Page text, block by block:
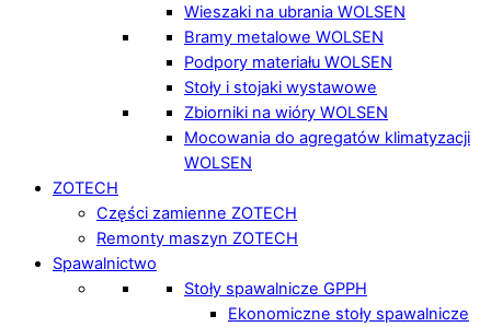
Wieszaki na ubrania WOLSEN
Bramy metalowe WOLSEN
Podpory materiału WOLSEN
Stoły i stojaki wystawowe
Zbiorniki na wióry WOLSEN
Mocowania do agregatów klimatyzacji
WOLSEN
ZOTECH
Części zamienne ZOTECH
Remonty maszyn ZOTECH
Spawalnictwo
Stoły spawalnicze GPPH
Ekonomiczne stoły spawalnicze